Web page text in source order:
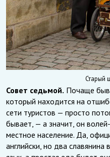
Старый
Совет седьмой. Почаще
который находится на
сети туристов — просто
бывает, — а значит, он
местное население. Да,
английски, но два